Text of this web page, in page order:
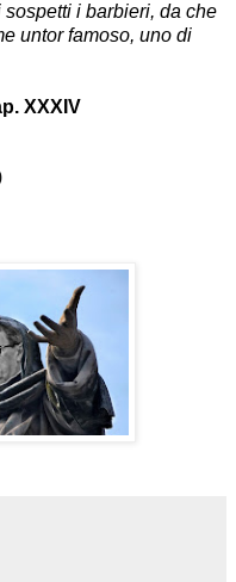
i barbieri, da che
untor famoso, uno di
XXXIV